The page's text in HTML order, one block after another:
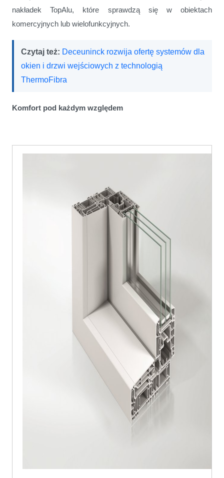
nakładek TopAlu, które sprawdzą się w obiektach
komercyjnych lub wielofunkcyjnych.
Czytaj też: Deceuninck rozwija ofertę systemów dla
okien i drzwi wejściowych z technologią
ThermoFibra
Komfort pod każdym względem